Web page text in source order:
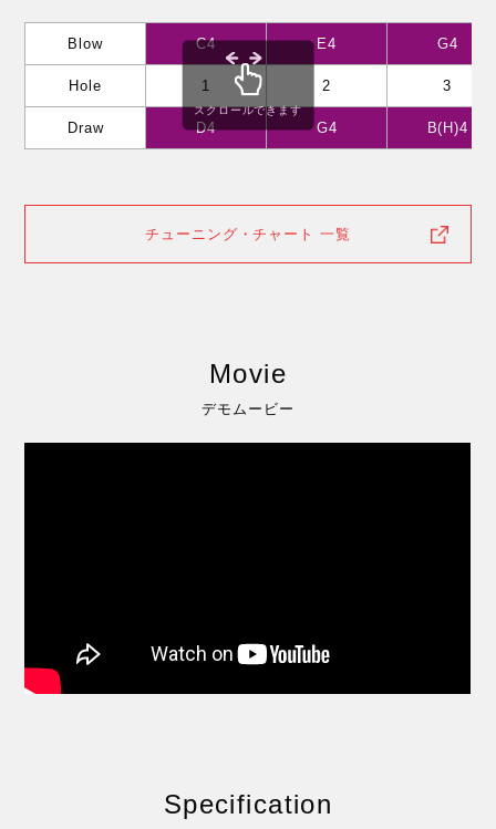
Blow C4 E4 G4
Hole 1 2 3
Draw D4 G4 B(H)4
スクロールできます
チューニング・チャート 一覧
Movie
デモムービー
Specification